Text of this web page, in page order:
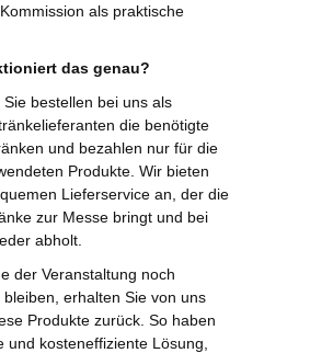
als praktische
das genau?
Sie bestellen bei uns als
die benötigte
und bezahlen nur für die
Produkte. Wir bieten
Lieferservice an, der die
zur Messe bringt und bei
abholt.
der Veranstaltung noch
erhalten Sie von uns
Produkte zurück. So haben
und kosteneffiziente Lösung,